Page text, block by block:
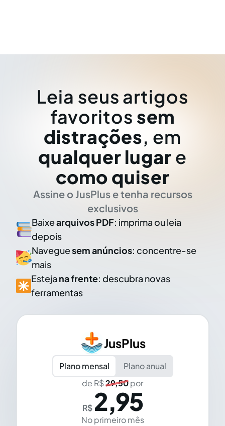
Leia seus artigos
favoritos sem
distrações, em
qualquer lugar e
como quiser
Assine o JusPlus e tenha recursos
exclusivos
Baixearquivos PDF: imprima ou leia
depois
Naveguesem anúncios: concentre-se
mais
Esteja na frente: descubra novas
ferramentas
JusPlus
Plano mensal
Plano anual
de R$29,50por
R$ 2,95
No primeiro mês